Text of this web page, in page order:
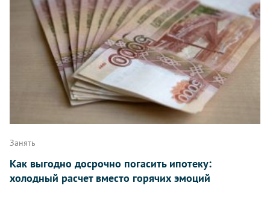
Занять
Как выгодно досрочно погасить ипотеку:
холодный расчет вместо горячих эмоций